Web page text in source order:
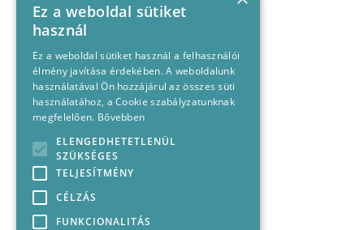
Ez a weboldal sütiket
használ
Ez a weboldal sütiket használ a felhasználói
élmény javítása érdekében. A weboldalunk
használatával Ön hozzájárul az összes süti
használatához, a Cookie szabályzatunknak
megfelelően. Bővebben
ELENGEDHETETLENÜL
SZÜKSÉGES
TELJESÍTMÉNY
CÉLZÁS
FUNKCIONALITÁS